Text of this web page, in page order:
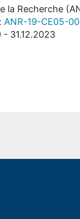
la Recherche
ANR-19-CE05-
- 31.12.2023